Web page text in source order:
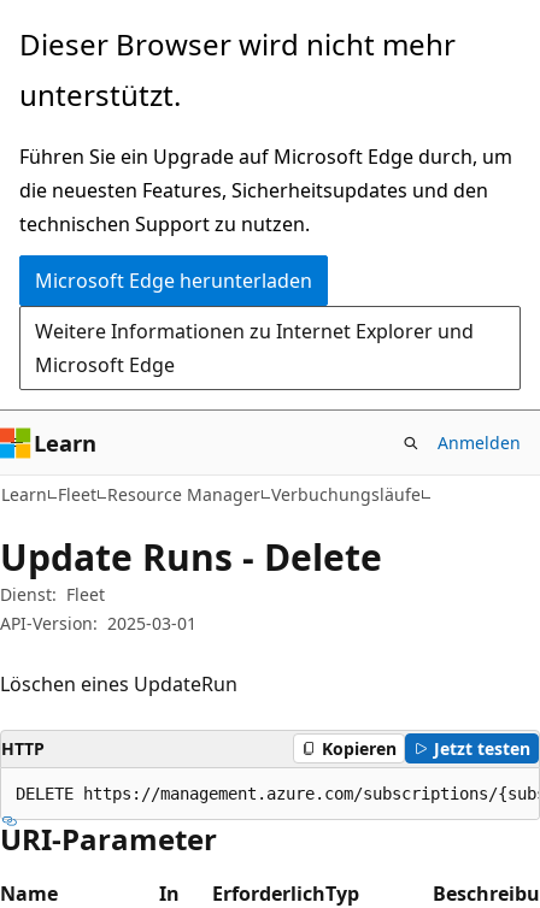
Zu
wechseln
Zur
springen
Dieser Browser wird nicht mehr
unterstützt.
Führen Sie ein Upgrade auf Microsoft Edge durch, um
die neuesten Features, Sicherheitsupdates und den
technischen Support zu nutzen.
Microsoft Edge herunterladen
Weitere Informationen zu Internet Explorer und
Microsoft Edge
Learn Anmelden
Learn Fleet Resource Manager Verbuchungsläufe
Update Runs - Delete
Dienst: Fleet
API-Version: 2025-03-01
Löschen eines UpdateRun
HTTP Kopieren Jetzt testen
DELETE https://management.azure.com/subscriptions/
URI-Parameter
Name In ErforderlichTyp